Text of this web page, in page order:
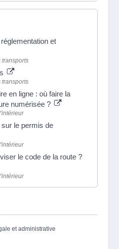
et
transports
transports
en ligne : où faire la
numérisée ?
le permis de
le code de la route ?
et administrative